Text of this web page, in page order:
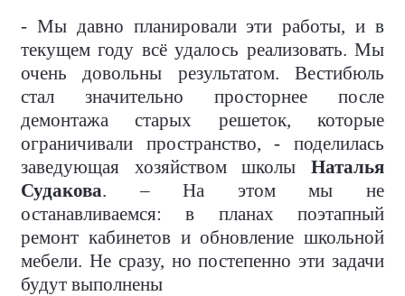
- Мы давно планировали эти работы, и в
текущем году всё удалось реализовать. Мы
очень довольны результатом. Вестибюль
стал значительно просторнее после
демонтажа старых решеток, которые
ограничивали пространство, - поделилась
заведующая хозяйством школы Наталья
Судакова. – На этом мы не
останавливаемся: в планах поэтапный
ремонт кабинетов и обновление школьной
мебели. Не сразу, но постепенно эти задачи
будут выполнены